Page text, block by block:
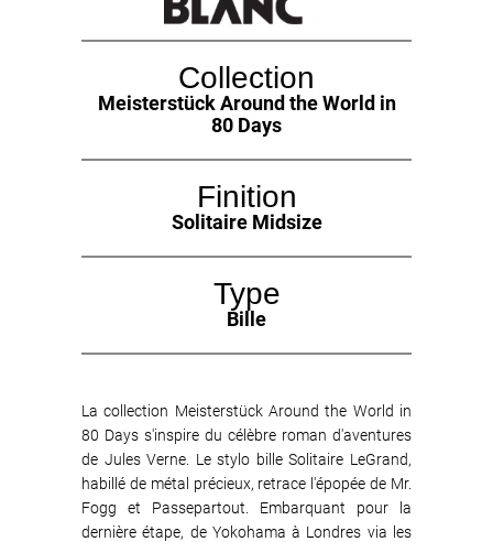
Collection
Meisterstück Around the World in
80 Days
Finition
Solitaire Midsize
Type
Bille
La collection Meisterstück Around the World in
80 Days s'inspire du célèbre roman d'aventures
de Jules Verne. Le stylo bille Solitaire LeGrand,
habillé de métal précieux, retrace l'épopée de Mr.
Fogg et Passepartout. Embarquant pour la
dernière étape, de Yokohama à Londres via les